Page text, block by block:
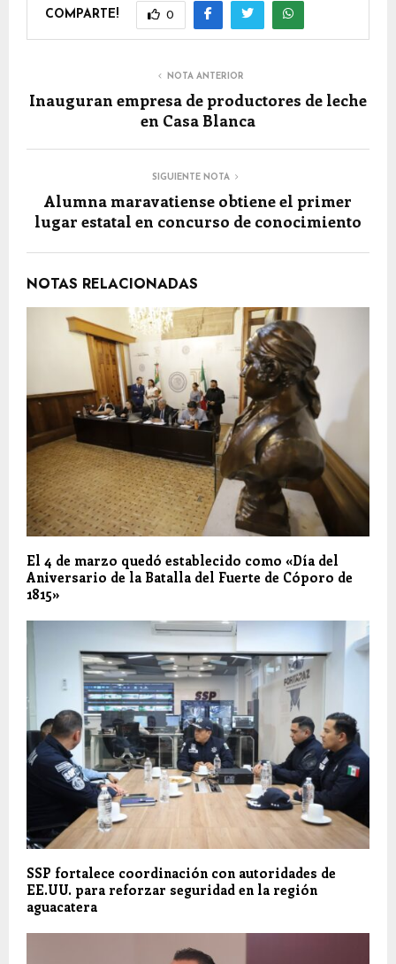
COMPARTE! 0
NOTA ANTERIOR
Inauguran empresa de productores de leche
en Casa Blanca
SIGUIENTE NOTA
Alumna maravatiense obtiene el primer
lugar estatal en concurso de conocimiento
NOTAS RELACIONADAS
El 4 de marzo quedó establecido como «Día del
Aniversario de la Batalla del Fuerte de Cóporo de
1815»
SSP fortalece coordinación con autoridades de
EE.UU. para reforzar seguridad en la región
aguacatera